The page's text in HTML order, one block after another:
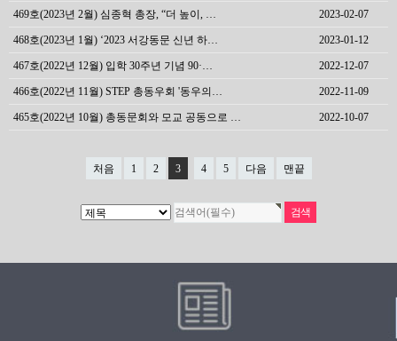
469호(2023년 2월) 심종혁 총장, “더 높이, … 2023-02-07
468호(2023년 1월) ‘2023 서강동문 신년 하… 2023-01-12
467호(2022년 12월) 입학 30주년 기념 90·… 2022-12-07
466호(2022년 11월) STEP 총동우회 '동우의… 2022-11-09
465호(2022년 10월) 총동문회와 모교 공동으로 … 2022-10-07
처음 1 2 3 4 5 다음 맨끝